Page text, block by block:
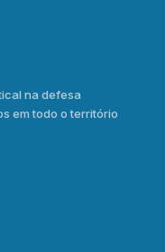
na defesa
em todo o território